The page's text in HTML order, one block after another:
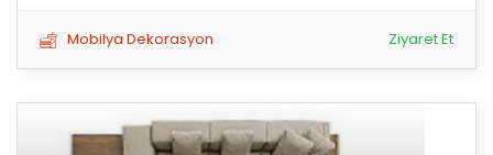
Mobilya Dekorasyon Ziyaret Et